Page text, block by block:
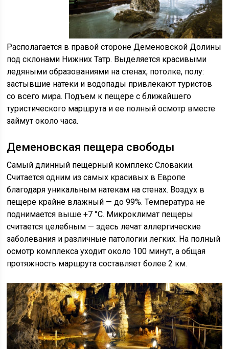
Располагается в правой стороне Деменовской Долины
под склонами Нижних Татр. Выделяется красивыми
ледяными образованиями на стенах, потолке, полу:
застывшие натеки и водопады привлекают туристов
со всего мира. Подъем к пещере с ближайшего
туристического маршрута и ее полный осмотр вместе
займут около часа.
Деменовская пещера свободы
Самый длинный пещерный комплекс Словакии.
Считается одним из самых красивых в Европе
благодаря уникальным натекам на стенах. Воздух в
пещере крайне влажный — до 99%. Температура не
поднимается выше +7 °C. Микроклимат пещеры
считается целебным — здесь лечат аллергические
заболевания и различные патологии легких. На полный
осмотр комплекса уходит около 100 минут, а общая
протяжность маршрута составляет более 2 км.